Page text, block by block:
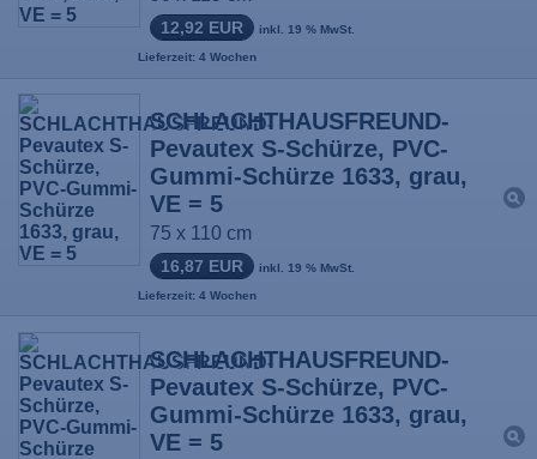
12,92 EUR inkl. 19 % MwSt.
Lieferzeit: 4 Wochen
SCHLACHTHAUSFREUND-
Pevautex S-Schürze, PVC-
Gummi-Schürze 1633, grau,
VE = 5
75 x 110 cm
16,87 EUR inkl. 19 % MwSt.
Lieferzeit: 4 Wochen
SCHLACHTHAUSFREUND-
Pevautex S-Schürze, PVC-
Gummi-Schürze 1633, grau,
VE = 5